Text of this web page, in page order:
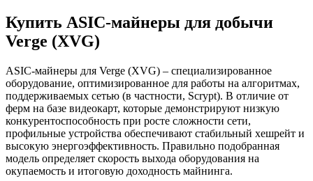
Купить ASIC-майнеры для добычи
Verge (XVG)
ASIC-майнеры для Verge (XVG) – специализированное
оборудование, оптимизированное для работы на алгоритмах,
поддерживаемых сетью (в частности, Scrypt). В отличие от
ферм на базе видеокарт, которые демонстрируют низкую
конкурентоспособность при росте сложности сети,
профильные устройства обеспечивают стабильный хешрейт и
высокую энергоэффективность. Правильно подобранная
модель определяет скорость выхода оборудования на
окупаемость и итоговую доходность майнинга.